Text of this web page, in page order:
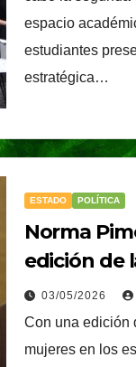
espacio
estudiantes
estratégica…
ESTADO POLÍTICA
Norma
edición de
Galindo
03/05/2026
Con una edición
mujeres en los